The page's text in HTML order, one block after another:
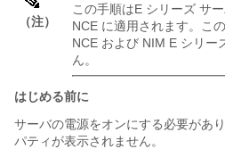
（注）
この手順はE シリーズ サ
NCE に適用されます。こ
NCE および NIM E シリー
ん。
はじめる前に
サーバの電源をオンにする必要があ
パティが表示されません。